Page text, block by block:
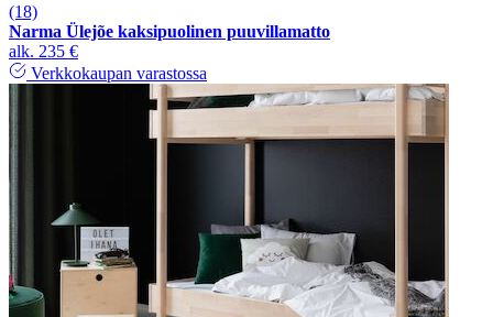
(18)
Narma Ülejõe kaksipuolinen puuvillamatto
alk. 235 €
Verkkokaupan varastossa